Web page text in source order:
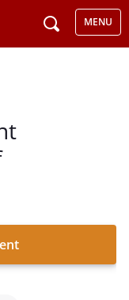
MENU